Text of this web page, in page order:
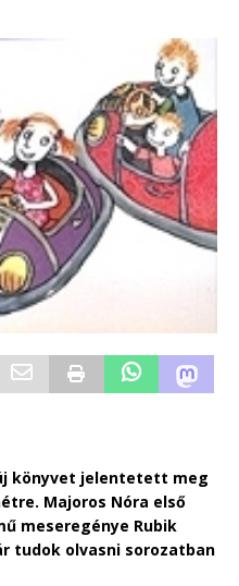
könyvet jelentetett meg
Majoros Nóra első
meseregénye Rubik
tudok olvasni sorozatban